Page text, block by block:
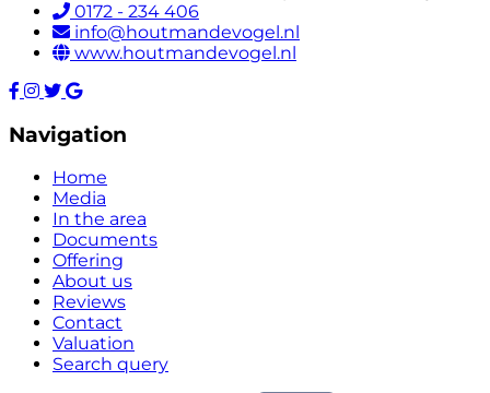
0172 - 234 406
info@houtmandevogel.nl
www.houtmandevogel.nl
Navigation
Home
Media
In the area
Documents
Offering
About us
Reviews
Contact
Valuation
Search query